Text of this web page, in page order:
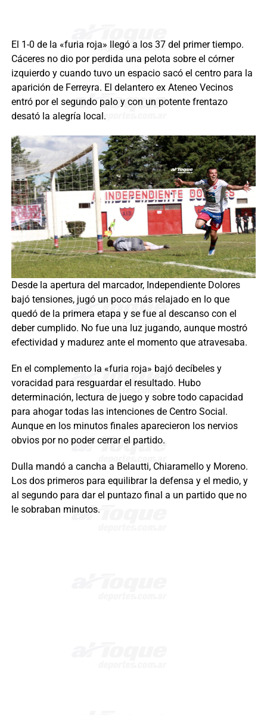
El 1-0 de la «furia roja» llegó a los 37 del primer tiempo.
Cáceres no dio por perdida una pelota sobre el córner
izquierdo y cuando tuvo un espacio sacó el centro para la
aparición de Ferreyra. El delantero ex Ateneo Vecinos
entró por el segundo palo y con un potente frentazo
desató la alegría local.
Desde la apertura del marcador, Independiente Dolores
bajó tensiones, jugó un poco más relajado en lo que
quedó de la primera etapa y se fue al descanso con el
deber cumplido. No fue una luz jugando, aunque mostró
efectividad y madurez ante el momento que atravesaba.
En el complemento la «furia roja» bajó decíbeles y
voracidad para resguardar el resultado. Hubo
determinación, lectura de juego y sobre todo capacidad
para ahogar todas las intenciones de Centro Social.
Aunque en los minutos finales aparecieron los nervios
obvios por no poder cerrar el partido.
Dulla mandó a cancha a Belautti, Chiaramello y Moreno.
Los dos primeros para equilibrar la defensa y el medio, y
al segundo para dar el puntazo final a un partido que no
le sobraban minutos.